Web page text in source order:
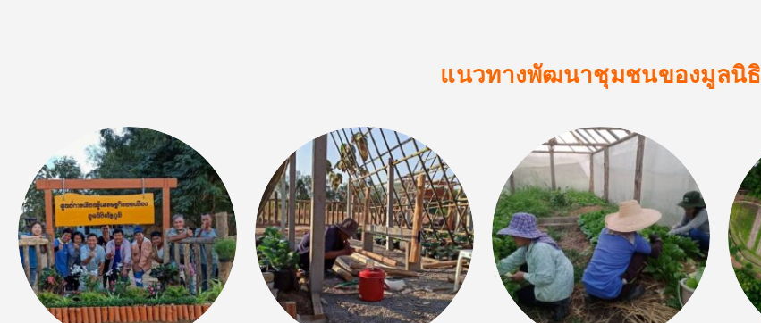
แนวทางพัฒนาชุมชนของมูลนิธิ